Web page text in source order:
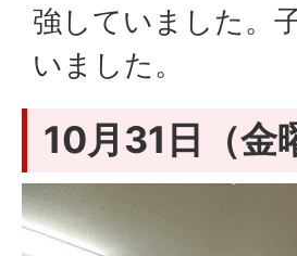
強していました。
いました。
10月31日（金